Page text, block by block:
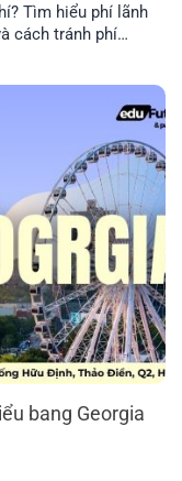
Tìm hiểu phí lãnh
cách tránh phí
bang Georgia